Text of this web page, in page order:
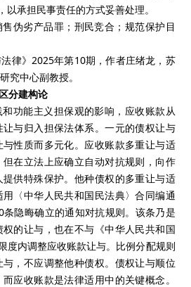
以承担民事责任的方式妥善处理。
售伪劣产品罪；刑民竞合；规范保护目
律》2025年第10期，作者庄绪龙，苏
究中心副教授。
分建构论
和功能主义担保观的影响，应收账款从
与归入担保法体系。一元的债权让与
性质而多元化。应收账款多重让与适
在立法上应确立自动对抗规则，向作
供特殊保护。他种债权的多重让与适
〈中华人民共和国民法典〉合同编通
隐晦确立的通知对抗规则。该条乃是
的让与，也在不与《中华人民共和国
度内调整应收账款让与。比例分配规则
，不应调整他种债权。债权让与顺位
应收账款是法律适用中的关键概念。